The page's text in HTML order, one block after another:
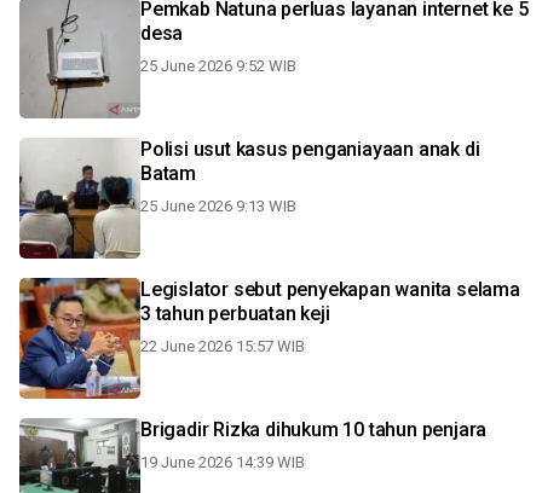
Pemkab Natuna perluas layanan internet ke 5
desa
25 June 2026 9:52 WIB
Polisi usut kasus penganiayaan anak di
Batam
25 June 2026 9:13 WIB
Legislator sebut penyekapan wanita selama
3 tahun perbuatan keji
22 June 2026 15:57 WIB
Brigadir Rizka dihukum 10 tahun penjara
19 June 2026 14:39 WIB